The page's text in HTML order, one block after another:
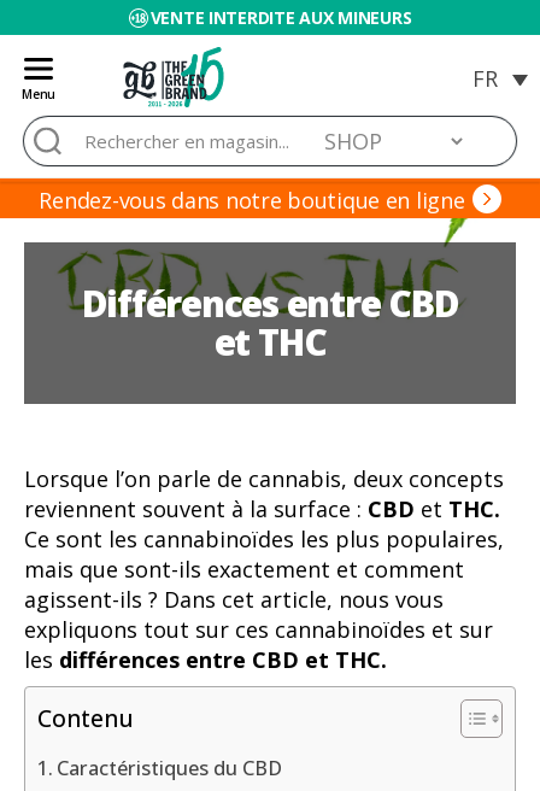
VENTE INTERDITE AUX MINEURS
Menu
Blog
de
Grow
Barato
Rechercher :
Rendez-vous dans notre boutique en ligne
Différences entre CBD
et THC
Lorsque l’on parle de cannabis, deux concepts
reviennent souvent à la surface : CBD et THC.
Ce sont les cannabinoïdes les plus populaires,
mais que sont-ils exactement et comment
agissent-ils ? Dans cet article, nous vous
expliquons tout sur ces cannabinoïdes et sur
les différences entre CBD et THC.
Contenu
Caractéristiques du CBD